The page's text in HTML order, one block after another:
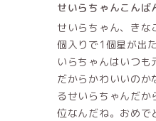
せいらちゃんこんば
せいらちゃん、き
個入りで1個星が出
いらちゃんはいつも
だからかわいいのか
るせいらちゃんだか
位なんだね。おめで